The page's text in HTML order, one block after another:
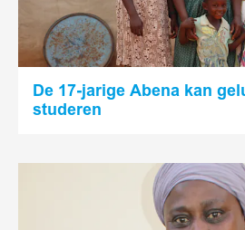
De 17-jarige Abena kan
studeren